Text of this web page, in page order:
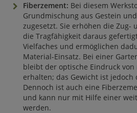
Fiberzement: Bei diesem
Grundmischung aus Gestein
zugesetzt. Sie erhöhen die Zug-
die Tragfähigkeit daraus
Vielfaches und ermöglichen
Material-Einsatz. Bei einer
bleibt der optische Eindruck von
erhalten; das Gewicht ist
Dennoch ist auch eine
und kann nur mit Hilfe einer
werden.